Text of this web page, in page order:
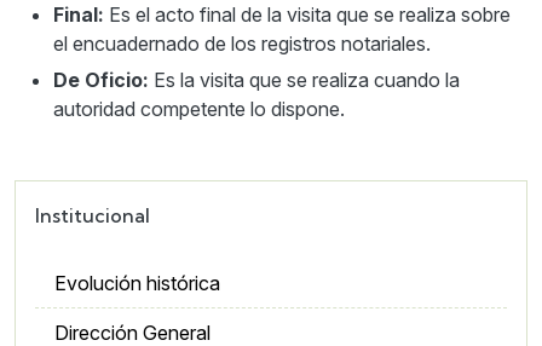
Final: Es el acto final de la visita que se realiza sobre
el encuadernado de los registros notariales.
De Oficio: Es la visita que se realiza cuando la
autoridad competente lo dispone.
Institucional
Evolución histórica
Dirección General